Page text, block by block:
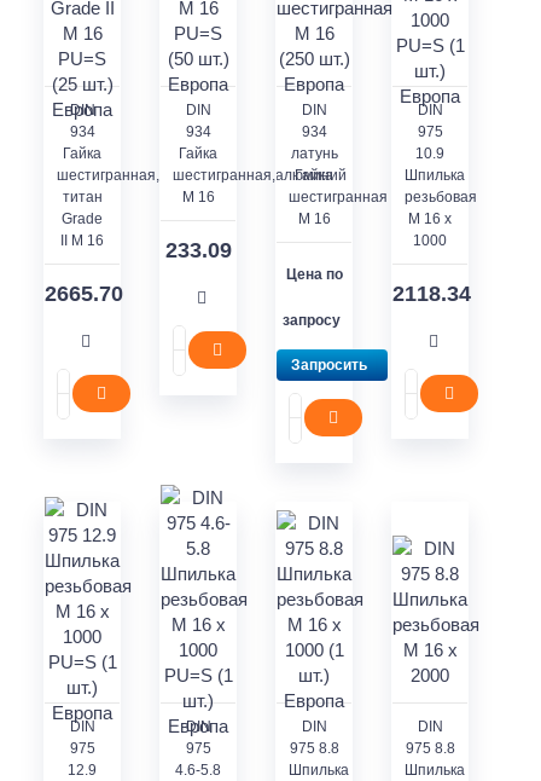
DIN
934
Гайка
шестигранная,
титан
Grade
II M 16
2665.70
DIN
934
Гайка
шестигранная,алюминий
M 16
233.09
DIN
934
латунь
Гайка
шестигранная
M 16
Цена по
запросу
Запросить
DIN
975
10.9
Шпилька
резьбовая
M 16 x
1000
2118.34
DIN
975
12.9
DIN
975
4.6-5.8
DIN
975 8.8
Шпилька
DIN
975 8.8
Шпилька